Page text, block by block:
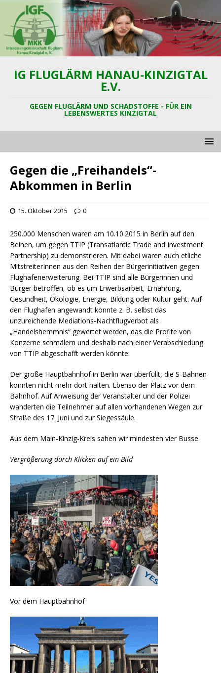
IG FLUGLÄRM HANAU-KINZIGTAL
E.V.
GEGEN FLUGLÄRM UND SCHADSTOFFE - FÜR EIN
LEBENSWERTES KINZIGTAL
Gegen die „Freihandels“-
Abkommen in Berlin
15. Oktober 2015 0
250.000 Menschen waren am 10.10.2015 in Berlin auf den
Beinen, um gegen TTIP (Transatlantic Trade and Investment
Partnership) zu demonstrieren. Mit dabei waren auch etliche
MitstreiterInnen aus den Reihen der Bürgerinitiativen gegen
Flughafenerweiterung. Bei TTIP sind alle Bürgerinnen und
Bürger betroffen, ob es um Erwerbsarbeit, Ernährung,
Gesundheit, Ökologie, Energie, Bildung oder Kultur geht. Auf
den Flughafen angewandt könnte z. B. selbst das
unzureichende Mediations-Nachtflugverbot als
„Handelshemmnis“ gewertet werden, das die Profite von
Konzerne schmälern und deshalb nach einer Verabschiedung
von TTIP abgeschafft werden könnte.
Der große Hauptbahnhof in Berlin war überfüllt, die S-Bahnen
konnten nicht mehr dort halten. Ebenso der Platz vor dem
Bahnhof. Auf Anweisung der Veranstalter und der Polizei
wanderten die Teilnehmer auf allen vorhandenen Wegen zur
Straße des 17. Juni und zur Siegessäule.
Aus dem Main-Kinzig-Kreis sahen wir mindesten vier Busse.
Vergrößerung durch Klicken auf ein Bild
Vor dem Hauptbahnhof